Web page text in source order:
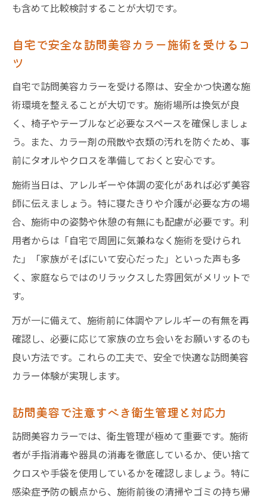
も含めて比較検討することが大切です。
自宅で安全な訪問美容カラー施術を受けるコ
ツ
自宅で訪問美容カラーを受ける際は、安全かつ快適な施
術環境を整えることが大切です。施術場所は換気が良
く、椅子やテーブルなど必要なスペースを確保しましょ
う。また、カラー剤の飛散や衣類の汚れを防ぐため、事
前にタオルやクロスを準備しておくと安心です。
施術当日は、アレルギーや体調の変化があれば必ず美容
師に伝えましょう。特に寝たきりや介護が必要な方の場
合、施術中の姿勢や休憩の有無にも配慮が必要です。利
用者からは「自宅で周囲に気兼ねなく施術を受けられ
た」「家族がそばにいて安心だった」といった声も多
く、家庭ならではのリラックスした雰囲気がメリットで
す。
万が一に備えて、施術前に体調やアレルギーの有無を再
確認し、必要に応じて家族の立ち会いをお願いするのも
良い方法です。これらの工夫で、安全で快適な訪問美容
カラー体験が実現します。
訪問美容で注意すべき衛生管理と対応力
訪問美容カラーでは、衛生管理が極めて重要です。施術
者が手指消毒や器具の消毒を徹底しているか、使い捨て
クロスや手袋を使用しているかを確認しましょう。特に
感染症予防の観点から、施術前後の清掃やゴミの持ち帰